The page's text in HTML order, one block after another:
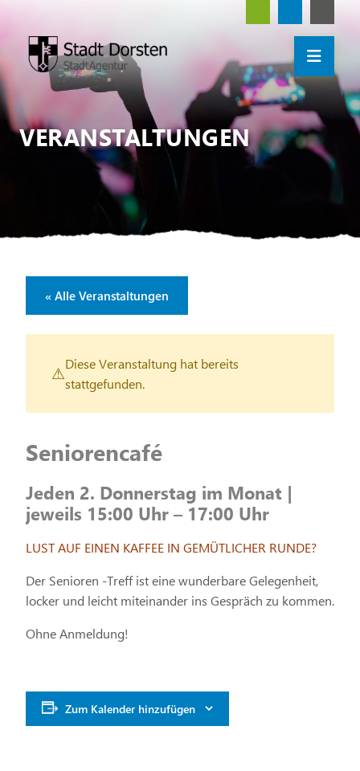
VERANSTALTUNGEN
« Alle Veranstaltungen
Diese Veranstaltung hat bereits
stattgefunden.
Seniorencafé
Jeden 2. Donnerstag im Monat |
jeweils 15:00 Uhr – 17:00 Uhr
LUST AUF EINEN KAFFEE IN GEMÜTLICHER RUNDE?
Der Senioren -Treff ist eine wunderbare Gelegenheit,
locker und leicht miteinander ins Gespräch zu kommen.
Ohne Anmeldung!
Zum Kalender hinzufügen